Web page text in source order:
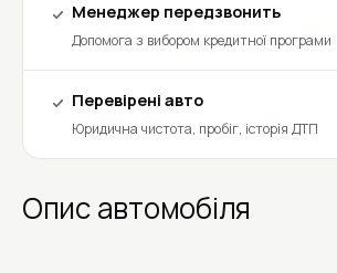
Менеджер передзвонить
Допомога з вибором кредитної програми
Перевірені авто
Юридична чистота, пробіг, історія ДТП
Опис автомобіля